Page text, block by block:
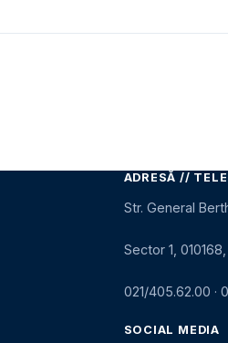
ADRESĂ //
Str. General
Sector 1,
021/405.62.00 ·
SOCIAL MEDIA